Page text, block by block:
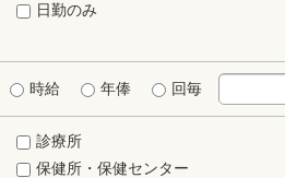
日勤のみ
時給 年俸 回毎
診療所
保健所・保健センター